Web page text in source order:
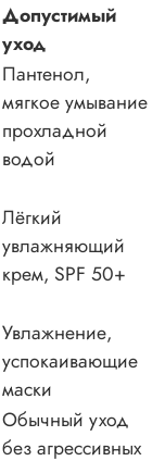
Допустимый
уход
Пантенол,
мягкое умывание
прохладной
водой
Лёгкий
увлажняющий
крем, SPF 50+
Увлажнение,
успокаивающие
маски
Обычный уход
без агрессивных